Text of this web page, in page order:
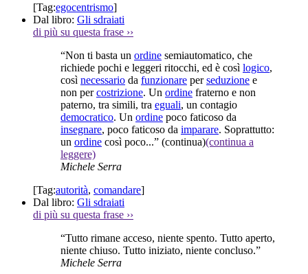
[Tag:egocentrismo]
Dal libro: Gli sdraiati
di più su questa frase ››
“Non ti basta un ordine semiautomatico, che
richiede pochi e leggeri ritocchi, ed è così logico,
così necessario da funzionare perseduzione e
non percostrizione. Un ordine fraterno e non
paterno, tra simili, tra eguali, un contagio
democratico. Un ordine poco faticoso da
insegnare, poco faticoso da imparare. Soprattutto:
un ordine così poco...” (continua)(continua a
leggere)
Michele Serra
[Tag:autorità, comandare]
Dal libro: Gli sdraiati
di più su questa frase ››
“Tutto rimane acceso, niente spento. Tutto aperto,
niente chiuso. Tutto iniziato, niente concluso.”
Michele Serra